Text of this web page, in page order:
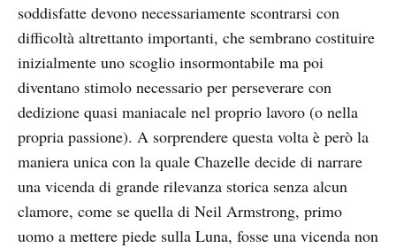
soddisfatte devono necessariamente scontrarsi con
difficoltà altrettanto importanti, che sembrano costituire
inizialmente uno scoglio insormontabile ma poi
diventano stimolo necessario per perseverare con
dedizione quasi maniacale nel proprio lavoro (o nella
propria passione). A sorprendere questa volta è però la
maniera unica con la quale Chazelle decide di narrare
una vicenda di grande rilevanza storica senza alcun
clamore, come se quella di Neil Armstrong, primo
uomo a mettere piede sulla Luna, fosse una vicenda non